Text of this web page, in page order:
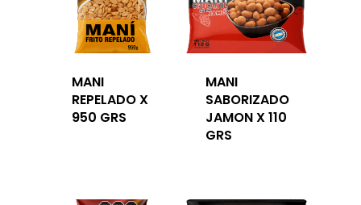
MANI
REPELADO X
950 GRS
MANI
SABORIZADO
JAMON X 110
GRS